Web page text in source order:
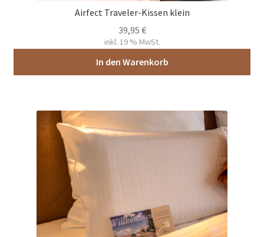
Airfect Traveler-Kissen klein
39,95 €
inkl. 19 % MwSt.
In den Warenkorb